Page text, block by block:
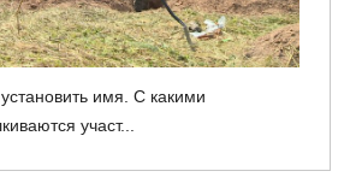
имя. С какими
участ...